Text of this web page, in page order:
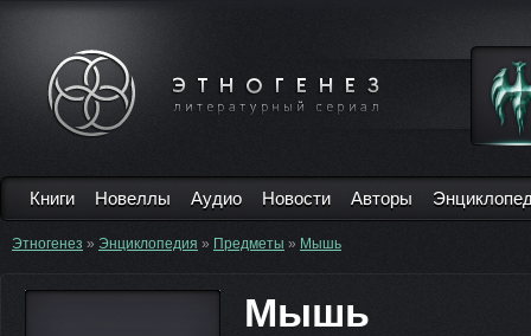
Книги Новеллы Аудио Новости Авторы
Этногенез » Энциклопедия » Предметы » Мышь
Мышь